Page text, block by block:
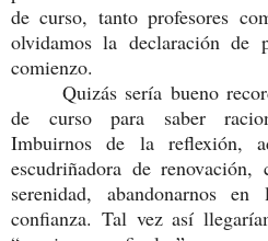
de curso, tanto profesores
olvidamos la declaración de
comienzo.
Quizás sería bueno
de curso para saber
Imbuirnos de la reflexión,
escudriñadora de
serenidad, abandonarnos
confianza. Tal vez así